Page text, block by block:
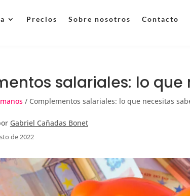
Precios Sobre nosotros Contacto
salariales: lo que
/ Complementos salariales: lo que necesitas
Gabriel Cañadas Bonet
de 2022